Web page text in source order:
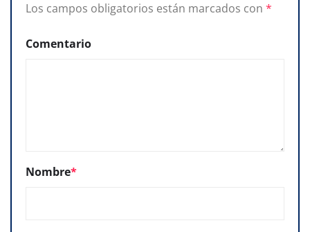
Los campos obligatorios están marcados con *
Comentario
Nombre*